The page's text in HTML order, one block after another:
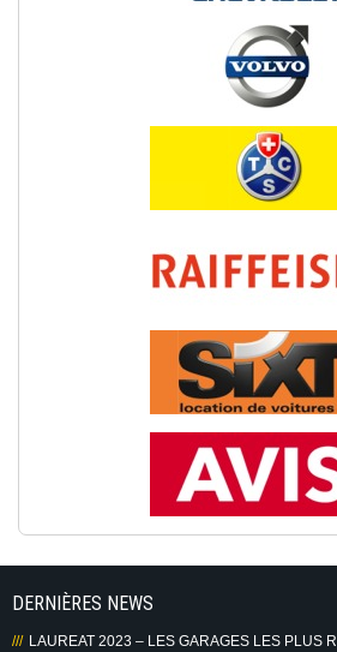
DERNIÈRES NEWS
LAUREAT 2023 – LES GARAGES LES PLUS